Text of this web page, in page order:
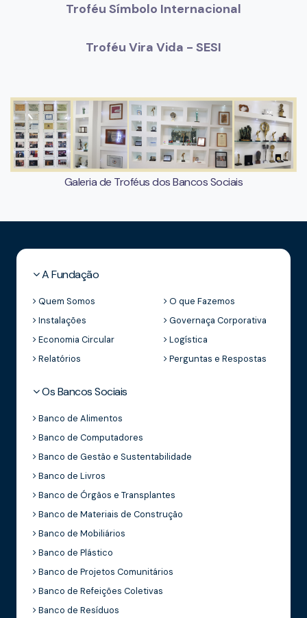
Troféu Símbolo Internacional
Troféu Vira Vida - SESI
Galeria de Troféus dos Bancos Sociais
A Fundação
Quem Somos
O que Fazemos
Instalações
Governaça Corporativa
Economia Circular
Logística
Relatórios
Perguntas e Respostas
Os Bancos Sociais
Banco de Alimentos
Banco de Computadores
Banco de Gestão e Sustentabilidade
Banco de Livros
Banco de Órgãos e Transplantes
Banco de Materiais de Construção
Banco de Mobiliários
Banco de Plástico
Banco de Projetos Comunitários
Banco de Refeições Coletivas
Banco de Resíduos